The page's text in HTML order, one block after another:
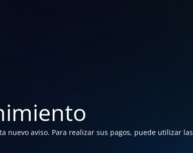
nuevo aviso. Para realizar sus pagos, puede utilizar las